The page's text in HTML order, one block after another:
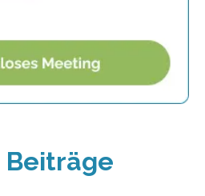
Beiträge